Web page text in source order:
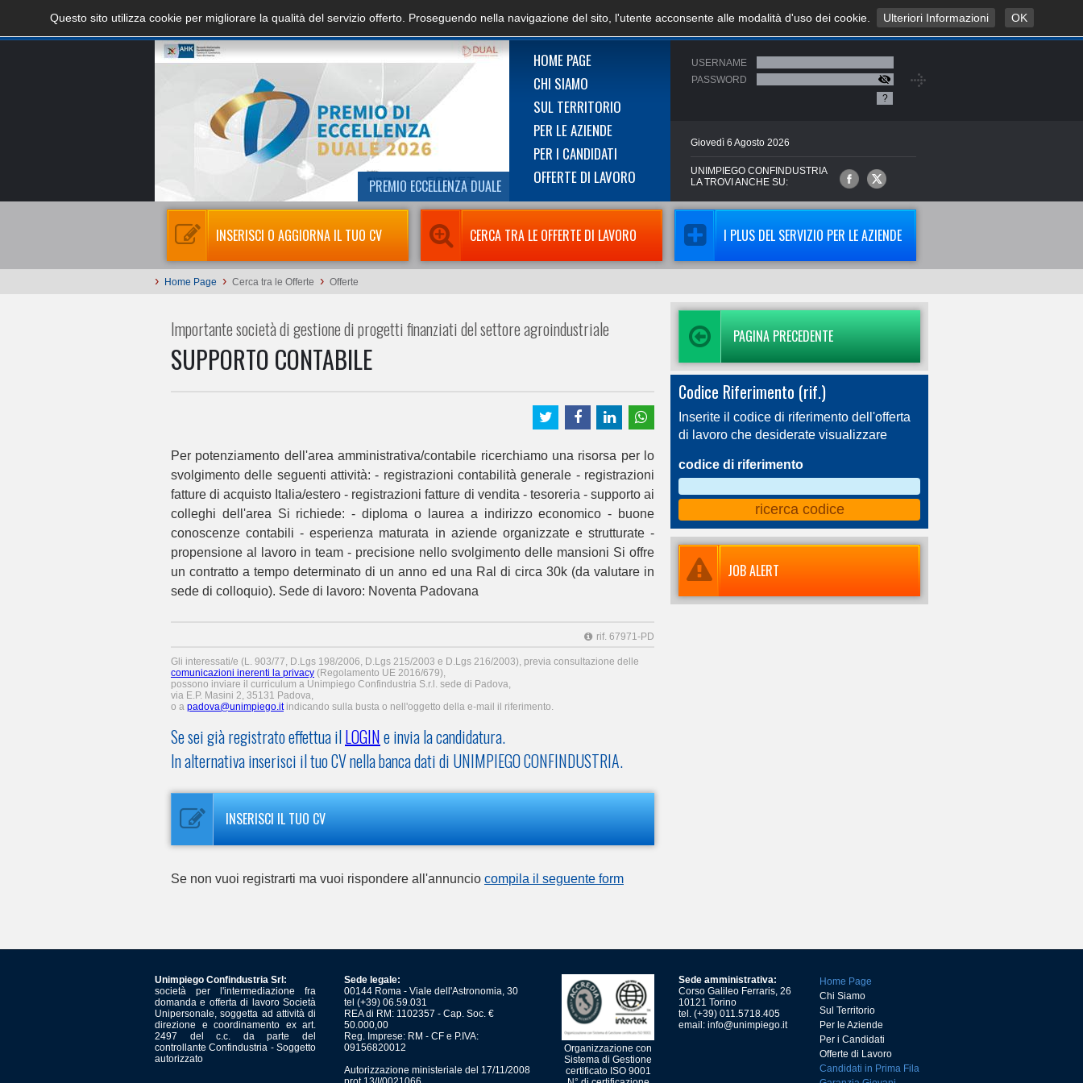
PREMIO ECCELLENZA DUALE
HOME PAGE
CHI SIAMO
SUL TERRITORIO
PER LE AZIENDE
PER I CANDIDATI
OFFERTE DI LAVORO
USERNAME
PASSWORD
?
Giovedì 6 Agosto 2026
UNIMPIEGO CONFINDUSTRIA
LA TROVI ANCHE SU:
INSERISCI O AGGIORNA IL TUO CV CERCA TRA LE OFFERTE DI LAVORO I PLUS DEL SERVIZIO PER LE AZIENDE
› Home Page › Cerca tra le Offerte › Offerte
Importante società di gestione di progetti finanziati del settore agroindustriale
SUPPORTO CONTABILE
Per potenziamento dell'area amministrativa/contabile ricerchiamo una risorsa per lo
svolgimento delle seguenti attività: - registrazioni contabilità generale - registrazioni
fatture di acquisto Italia/estero - registrazioni fatture di vendita - tesoreria - supporto ai
colleghi dell'area Si richiede: - diploma o laurea a indirizzo economico - buone
conoscenze contabili - esperienza maturata in aziende organizzate e strutturate -
propensione al lavoro in team - precisione nello svolgimento delle mansioni Si offre
un contratto a tempo determinato di un anno ed una Ral di circa 30k (da valutare in
sede di colloquio). Sede di lavoro: Noventa Padovana
rif. 67971-PD
Gli interessati/e (L. 903/77, D.Lgs 198/2006, D.Lgs 215/2003 e D.Lgs 216/2003), previa consultazione delle
comunicazioni inerenti la privacy (Regolamento UE 2016/679),
possono inviare il curriculum a Unimpiego Confindustria S.r.l. sede di Padova,
via E.P. Masini 2, 35131 Padova,
o a padova@unimpiego.itindicando sulla busta o nell'oggetto della e-mail il riferimento.
Se sei già registrato effettua ilLOGINe invia la candidatura.
In alternativa inserisci il tuo CV nella banca dati di UNIMPIEGO CONFINDUSTRIA.
INSERISCI IL TUO CV
Se non vuoi registrarti ma vuoi rispondere all'annuncio compila il seguente form
PAGINA PRECEDENTE
Codice Riferimento (rif.)
Inserite il codice di riferimento dell'offerta
di lavoro che desiderate visualizzare
codice di riferimento
JOB ALERT
Unimpiego Confindustria Srl:
società per l'intermediazione fra
domanda e offerta di lavoro Società
Unipersonale, soggetta ad attività di
direzione e coordinamento ex art.
2497 del c.c. da parte del
controllante Confindustria - Soggetto
autorizzato
Sede legale:
00144 Roma - Viale dell'Astronomia, 30
tel (+39) 06.59.031
REA di RM: 1102357 - Cap. Soc. €
50.000,00
Reg. Imprese: RM - CF e P.IVA:
09156820012
Autorizzazione ministeriale del 17/11/2008
Organizzazione con
Sistema di Gestione
certificato ISO 9001
Sede amministrativa:
Corso Galileo Ferraris, 26
10121 Torino
tel. (+39) 011.5718.405
email: info@unimpiego.it
Home Page
Chi Siamo
Sul Territorio
Per le Aziende
Per i Candidati
Offerte di Lavoro
Candidati in Prima Fila
Questo sito utilizza cookie per migliorare la qualità del servizio offerto. Proseguendo nella navigazione del sito, l'utente acconsente alle modalità d'uso dei cookie. Ulteriori Informazioni OK